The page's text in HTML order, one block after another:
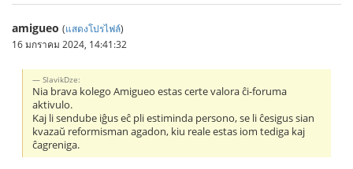
amigueo (แสดงโปรไฟล์)
16 มกราคม 2024, 14:41:32
SlavikDze:
Nia brava kolego Amigueo estas certe valora ĉi-foruma
aktivulo.
Kaj li sendube iĝus eĉ pli estiminda persono, se li ĉesigus sian
kvazaŭ reformisman agadon, kiu reale estas iom tediga kaj
ĉagreniga.